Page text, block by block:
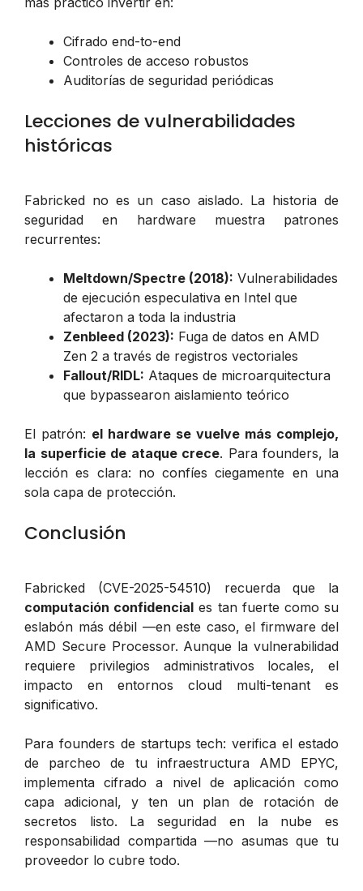
Cifrado end-to-end
Controles de acceso robustos
Auditorías de seguridad periódicas
Lecciones de vulnerabilidades
históricas
Fabricked no es un caso aislado. La historia de
seguridad en hardware muestra patrones
recurrentes:
Meltdown/Spectre (2018): Vulnerabilidades
de ejecución especulativa en Intel que
afectaron a toda la industria
Zenbleed (2023): Fuga de datos en AMD
Zen 2 a través de registros vectoriales
Fallout/RIDL: Ataques de microarquitectura
que bypassearon aislamiento teórico
El patrón: el hardware se vuelve más complejo,
la superficie de ataque crece. Para founders, la
lección es clara: no confíes ciegamente en una
sola capa de protección.
Conclusión
Fabricked (CVE-2025-54510) recuerda que la
computación confidencial es tan fuerte como su
eslabón más débil —en este caso, el firmware del
AMD Secure Processor. Aunque la vulnerabilidad
requiere privilegios administrativos locales, el
impacto en entornos cloud multi-tenant es
significativo.
Para founders de startups tech: verifica el estado
de parcheo de tu infraestructura AMD EPYC,
implementa cifrado a nivel de aplicación como
capa adicional, y ten un plan de rotación de
secretos listo. La seguridad en la nube es
responsabilidad compartida —no asumas que tu
proveedor lo cubre todo.